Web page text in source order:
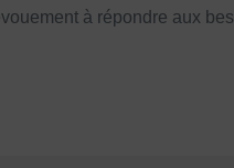
à répondre aux